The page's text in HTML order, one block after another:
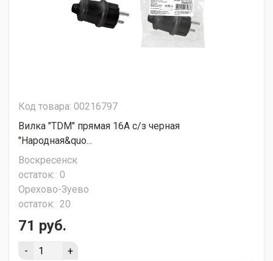
Код товара: 00216797
Вилка "TDM" прямая 16А с/з черная
"Народная&quo...
Воскресенск
остаток: 0
Орехово-Зуево
остаток: 20
71 руб.
- +